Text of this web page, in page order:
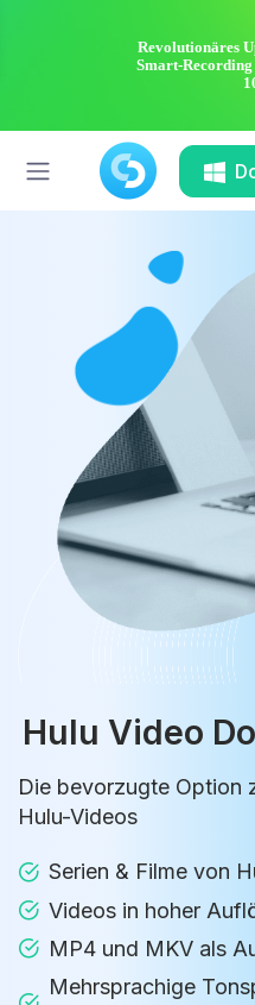
Revolutionäres
Smart-
Hulu Video
Die bevorzugte Option
Hulu-Videos
Serien & Filme von
Videos in hoher
MP4 und MKV als
Mehrsprachige